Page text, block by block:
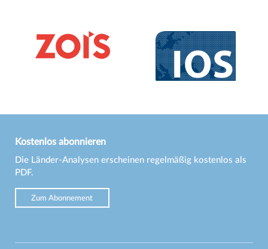
Kostenlos abonnieren
Die Länder-Analysen erscheinen regelmäßig kostenlos als
PDF.
Zum Abonnement